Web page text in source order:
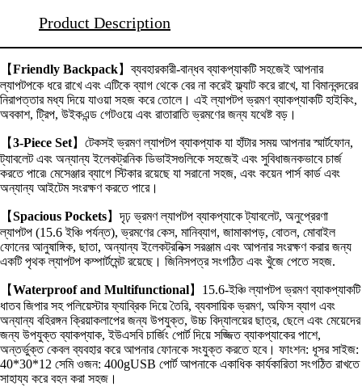
Product Description
【Friendly Backpack】ব্যবহারকারী-বান্ধব ব্যাকপ্যাকটি সহজেই আপনার
ল্যাপটপকে ধরে রাখে এবং এটিকে ব্যাগ থেকে বের না করেই ফ্ল্যাট করে রাখে, যা বিমানবন্দরের
নিরাপত্তার মধ্য দিয়ে যাওয়া সহজ করে তোলে। এই ল্যাপটপ ভ্রমণ ব্যাকপ্যাকটি হাইকিং,
অবকাশ, ট্রিপ, উইকএন্ড গেটওয়ে এবং রাতারাতি ভ্রমণের জন্য যথেষ্ট বড়।
【3-Piece Set】টেকসই ভ্রমণ ল্যাপটপ ব্যাকপ্যাক যা হাঁটার সময় আপনার স্মার্টফোন,
ট্যাবলেট এবং অন্যান্য ইলেকট্রনিক ডিভাইসগুলিকে সহজেই এবং সুবিধাজনকভাবে চার্জ
করতে পারে৷ মেসেঞ্জার ব্যাগে স্টিকার রয়েছে যা সরানো সহজ, এবং কয়েন পার্স কার্ড এবং
অন্যান্য আইটেম সংরক্ষণ করতে পারে।
【Spacious Pockets】দৃঢ় ভ্রমণ ল্যাপটপ ব্যাকপ্যাকে ট্যাবলেট, অনুপ্রেরণা
ল্যাপটপ (15.6 ইঞ্চি পর্যন্ত), ভ্রমণের কেস, মানিব্যাগ, জামাকাপড়, বোতল, মোবাইল
ফোনের আনুষাঙ্গিক, ছাতা, অন্যান্য ইলেকট্রনিক্স সরঞ্জাম এবং আপনার সংরক্ষণ করার জন্য
একটি পৃথক ল্যাপটপ কম্পার্টমেন্ট রয়েছে। জিনিসপত্র সংগঠিত এবং খুঁজে পেতে সহজ.
【Waterproof and Multifunctional】15.6-ইঞ্চি ল্যাপটপ ভ্রমণ ব্যাকপ্যাকটি
ধাতব জিপার সহ পলিয়েস্টার ফ্যাব্রিক দিয়ে তৈরি, ব্যবসায়িক ভ্রমণ, অফিস ব্যাগ এবং
অন্যান্য বহিরঙ্গন ক্রিয়াকলাপের জন্য উপযুক্ত, উচ্চ বিদ্যালয়ের ছাত্র, ছেলে এবং মেয়েদের
জন্য উপযুক্ত ব্যাকপ্যাক, ইউএসবি চার্জিং পোর্ট দিয়ে সজ্জিত ব্যাকপ্যাকের পাশে,
অন্তর্ভুক্ত কেবল ব্যবহার করে আপনার ফোনকে সংযুক্ত করতে হবে। ফাংশন: ধূসর সাইজ:
40*30*12 সেমি ওজন: 400gUSB পোর্ট আপনাকে একাধিক কার্যকারিতা সংগঠিত রাখতে
সাহায্য করে বহন করা সহজ।